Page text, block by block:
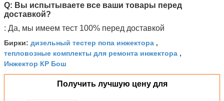
Q: Вы испытываете все ваши товары перед
доставкой?
: Да, мы имеем тест 100% перед доставкой
Бирки: дизельный тестер попа инжектора ,
тепловозные комплекты для ремонта инжектора ,
Инжектор КР Бош
Получить лучшую цену для